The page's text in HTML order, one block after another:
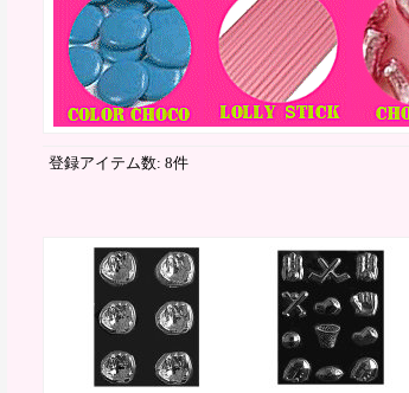
登録アイテム数: 8件